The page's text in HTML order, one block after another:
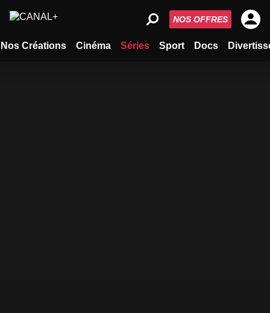
Nos Créations Cinéma Séries Sport Docs
NOS OFFRES